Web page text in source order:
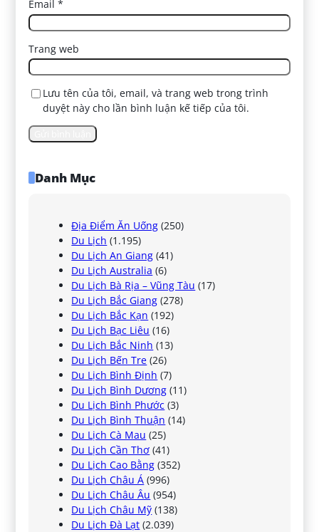
Email*
Trang web
Lưu tên của tôi, email, và trang web trong trình
duyệt này cho lần bình luận kế tiếp của tôi.
Danh Mục
Địa Điểm Ăn Uống (250)
Du Lịch (1.195)
Du Lịch An Giang (41)
Du Lịch Australia (6)
Du Lịch Bà Rịa – Vũng Tàu (17)
Du Lịch Bắc Giang (278)
Du Lịch Bắc Kạn (192)
Du Lịch Bạc Liêu (16)
Du Lịch Bắc Ninh (13)
Du Lịch Bến Tre (26)
Du Lịch Bình Định (7)
Du Lịch Bình Dương (11)
Du Lịch Bình Phước (3)
Du Lịch Bình Thuận (14)
Du Lịch Cà Mau (25)
Du Lịch Cần Thơ (41)
Du Lịch Cao Bằng (352)
Du Lịch Châu Á (996)
Du Lịch Châu Âu (954)
Du Lịch Châu Mỹ (138)
Du Lịch Đà Lạt (2.039)